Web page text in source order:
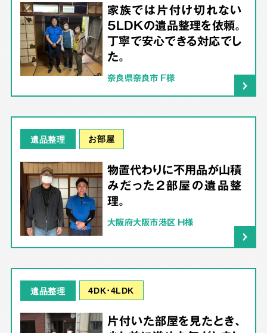
家族では片付け切れない
5LDKの遺品整理を依頼。
丁寧で安心できる対応でし
た。
奈良県奈良市 F様
遺品整理 お部屋
物置代わりに不用品が山積
みだった2部屋の遺品整
理。
大阪府大阪市港区 H様
遺品整理 4DK･4LDK
片付いた部屋を見たとき、